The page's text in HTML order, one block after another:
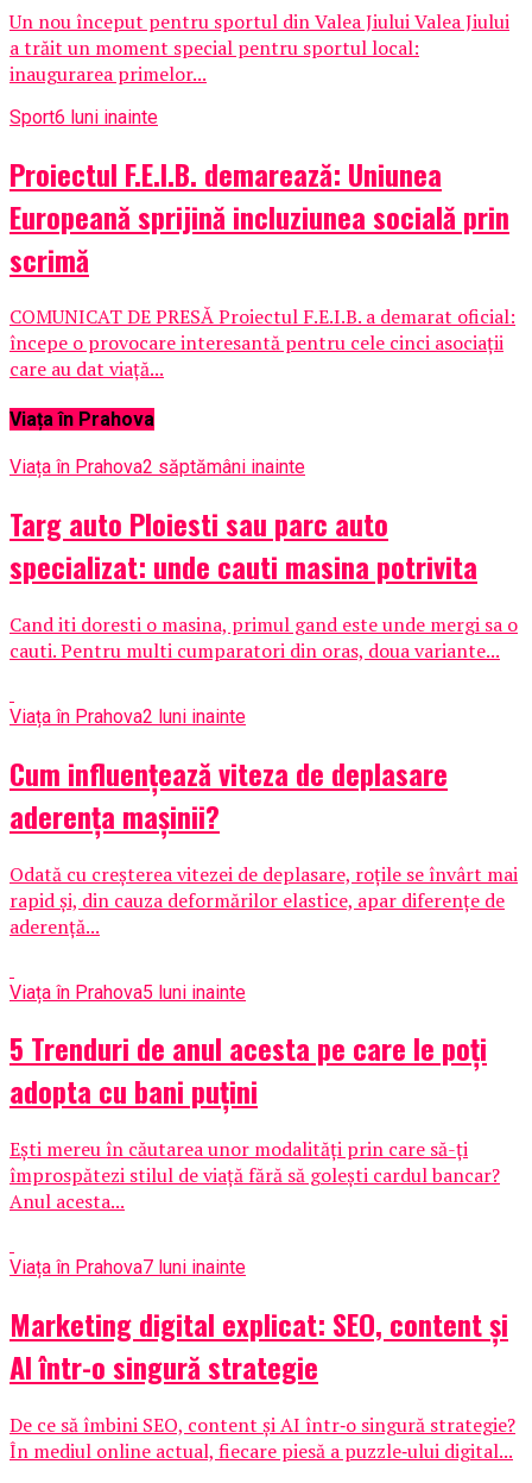
Un nou început pentru sportul din Valea Jiului Valea Jiului
a trăit un moment special pentru sportul local:
inaugurarea primelor...
Sport6 luni inainte
Proiectul F.E.I.B. demarează: Uniunea
Europeană sprijină incluziunea socială prin
scrimă
COMUNICAT DE PRESĂ Proiectul F.E.I.B. a demarat oficial:
începe o provocare interesantă pentru cele cinci asociații
care au dat viață...
Viața în Prahova
Viața în Prahova2 săptămâni inainte
Targ auto Ploiesti sau parc auto
specializat: unde cauti masina potrivita
Cand iti doresti o masina, primul gand este unde mergi sa o
cauti. Pentru multi cumparatori din oras, doua variante...
Viața în Prahova2 luni inainte
Cum influențează viteza de deplasare
aderența mașinii?
Odată cu creșterea vitezei de deplasare, roțile se învârt mai
rapid și, din cauza deformărilor elastice, apar diferențe de
aderență...
Viața în Prahova5 luni inainte
5 Trenduri de anul acesta pe care le poți
adopta cu bani puțini
Ești mereu în căutarea unor modalități prin care să-ți
împrospătezi stilul de viață fără să golești cardul bancar?
Anul acesta...
Viața în Prahova7 luni inainte
Marketing digital explicat: SEO, content și
AI într-o singură strategie
De ce să îmbini SEO, content și AI într‑o singură strategie?
În mediul online actual, fiecare piesă a puzzle‑ului digital...